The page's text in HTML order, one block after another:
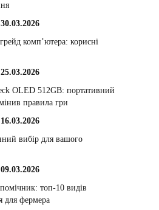
30.03.2026
комп’ютера: корисні
25.03.2026
OLED 512GB: портативний
правила гри
16.03.2026
вибір для вашого
09.03.2026
топ-10 видів
для фермера